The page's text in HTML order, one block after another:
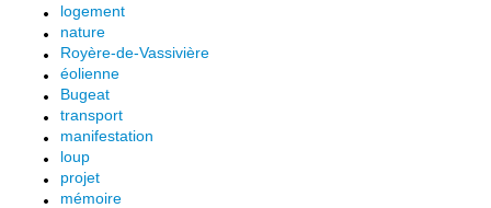
logement
nature
Royère-de-Vassivière
éolienne
Bugeat
transport
manifestation
loup
projet
mémoire